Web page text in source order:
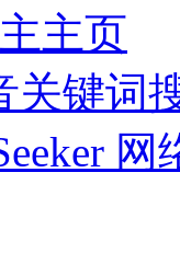
主页
关键词